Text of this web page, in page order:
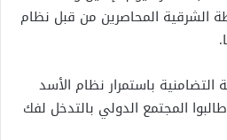
الشرقية المحاصرين من قبل نظام
باستمرار نظام الأسد
المجتمع الدولي بالتدخل لفك